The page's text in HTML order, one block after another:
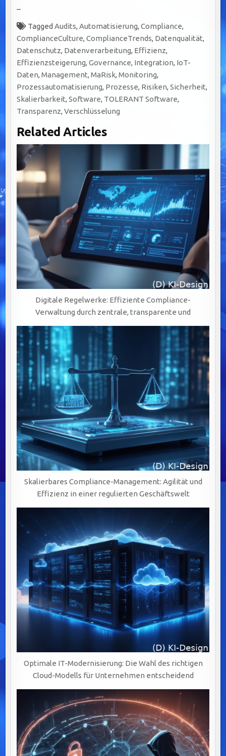
–
TaggedAudits,Automatisierung,Compliance,
ComplianceCulture,ComplianceTrends, Datenqualität,
Datenschutz, Datenverarbeitung, Effizienz,
Effizienzsteigerung,Governance, Integration, IoT-
Daten,Management,MaRisk,Monitoring,
Prozessautomatisierung, Prozesse, Risiken,Sicherheit,
Skalierbarkeit,Software, TOLERANT Software,
Transparenz,Verschlüsselung
Related Articles
Digitale Regelwerke: Effiziente Compliance-
Verwaltung durch zentrale, transparente und
Skalierbares Compliance-Management: Agilität und
Effizienz in einer regulierten Geschäftswelt
Optimale IT-Modernisierung: Die Wahl des richtigen
Cloud-Modells für Unternehmen entscheidend